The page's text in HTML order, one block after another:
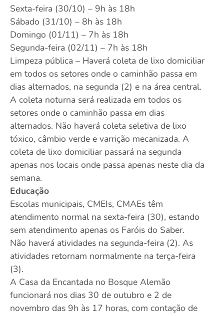
Sexta-feira (30/10) – 9h às 18h
Sábado (31/10) – 8h às 18h
Domingo (01/11) – 7h às 18h
Segunda-feira (02/11) – 7h às 18h
Limpeza pública – Haverá coleta de lixo domiciliar
em todos os setores onde o caminhão passa em
dias alternados, na segunda (2) e na área central.
A coleta noturna será realizada em todos os
setores onde o caminhão passa em dias
alternados. Não haverá coleta seletiva de lixo
tóxico, câmbio verde e varrição mecanizada. A
coleta de lixo domiciliar passará na segunda
apenas nos locais onde passa apenas neste dia da
semana.
Educação
Escolas municipais, CMEIs, CMAEs têm
atendimento normal na sexta-feira (30), estando
sem atendimento apenas os Faróis do Saber.
Não haverá atividades na segunda-feira (2). As
atividades retornam normalmente na terça-feira
(3).
A Casa da Encantada no Bosque Alemão
funcionará nos dias 30 de outubro e 2 de
novembro das 9h às 17 horas, com contação de